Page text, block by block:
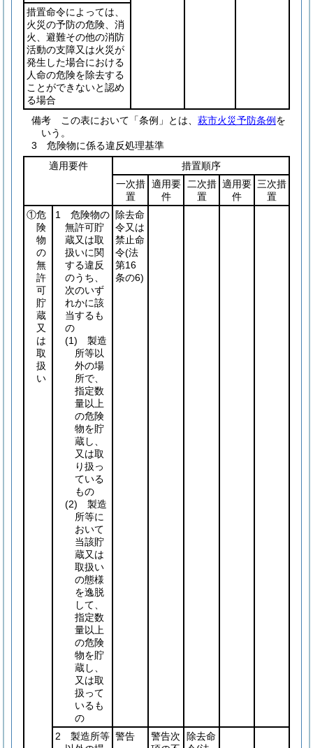
措置命令によっては、
火災の予防の危険、消
火、避難その他の消防
活動の支障又は火災が
発生した場合における
人命の危険を除去する
ことができないと認め
る場合
備考 この表において「条例」とは、 萩市火災予防条例 を
いう。
3 危険物に係る違反処理基準
適用要件
措置順序
一次措
置
適用要
件
二次措
置
適用要
件
三次措
置
①危
険
物
の
無
許
可
貯
蔵
又
は
取
扱
い
1 危険物の
無許可貯
蔵又は取
扱いに関
する違反
のうち、
次のいず
れかに該
当するも
の
(1) 製造
所等以
外の場
所で、
指定数
量以上
の危険
物を貯
蔵し、
又は取
り扱っ
ている
もの
(2) 製造
所等に
おいて
当該貯
蔵又は
取扱い
の態様
を逸脱
して、
指定数
量以上
の危険
物を貯
蔵し、
又は取
扱って
いるも
の
除去命
令又は
禁止命
令(法
第16
条の6)
2 製造所等 警告
警告次
除去命